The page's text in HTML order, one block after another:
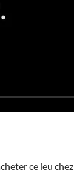
ce jeu chez